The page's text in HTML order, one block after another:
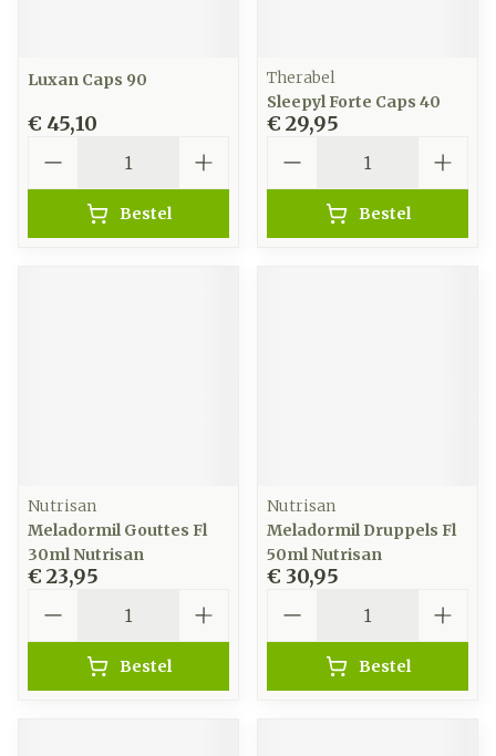
Luxan Caps 90
€ 45,10
Bestel
Therabel
Sleepyl Forte Caps 40
€ 29,95
Bestel
Nutrisan
Meladormil Gouttes Fl
30ml Nutrisan
€ 23,95
Bestel
Nutrisan
Meladormil Druppels Fl
50ml Nutrisan
€ 30,95
Bestel